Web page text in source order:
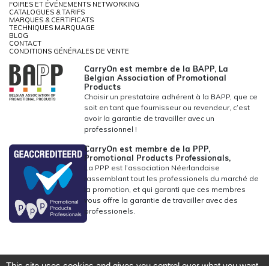
FOIRES ET ÉVÉNEMENTS NETWORKING
CATALOGUES & TARIFS
MARQUES & CERTIFICATS
TECHNIQUES MARQUAGE
BLOG
CONTACT
CONDITIONS GÉNÉRALES DE VENTE
CarryOn est membre de la BAPP, La
Belgian Association of Promotional
Products
Choisir un prestataire adhérent à la BAPP, que ce
soit en tant que fournisseur ou revendeur, c’est
avoir la garantie de travailler avec un
professionnel !
CarryOn est membre de la PPP,
Promotional Products Professionals,
La PPP est l’association Néerlandaise
rassemblant tout les professionels du marché de
la promotion, et qui garanti que ces membres
vous offre la garantie de travailler avec des
professionels.